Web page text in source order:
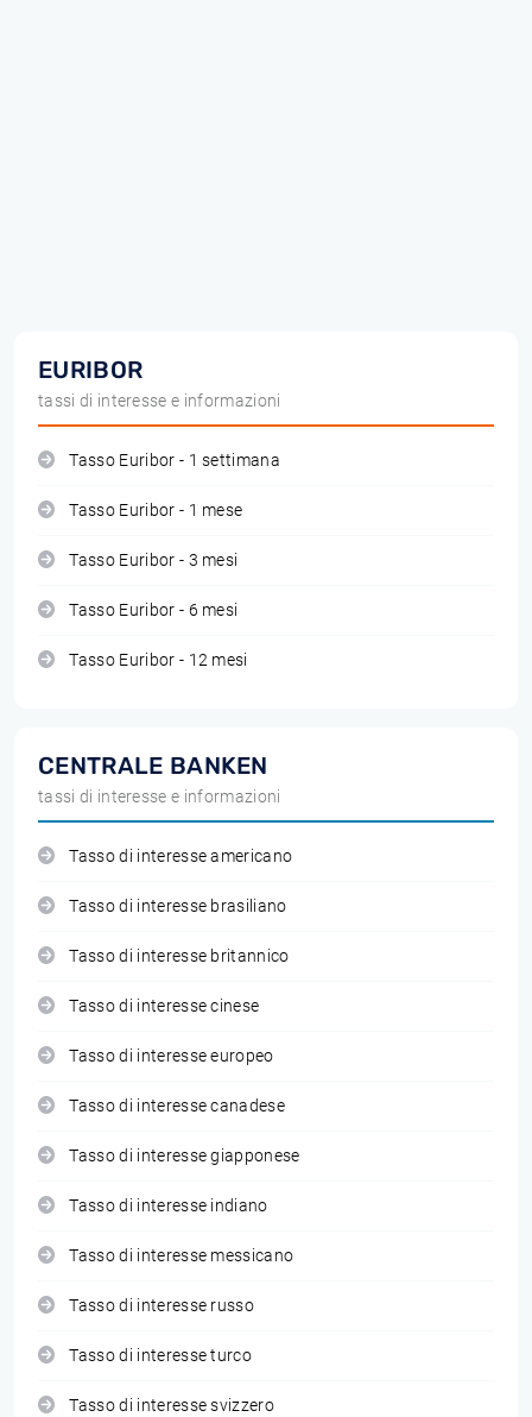
EURIBOR
tassi di interesse e informazioni
Tasso Euribor - 1 settimana
Tasso Euribor - 1 mese
Tasso Euribor - 3 mesi
Tasso Euribor - 6 mesi
Tasso Euribor - 12 mesi
CENTRALE BANKEN
tassi di interesse e informazioni
Tasso di interesse americano
Tasso di interesse brasiliano
Tasso di interesse britannico
Tasso di interesse cinese
Tasso di interesse europeo
Tasso di interesse canadese
Tasso di interesse giapponese
Tasso di interesse indiano
Tasso di interesse messicano
Tasso di interesse russo
Tasso di interesse turco
Tasso di interesse svizzero